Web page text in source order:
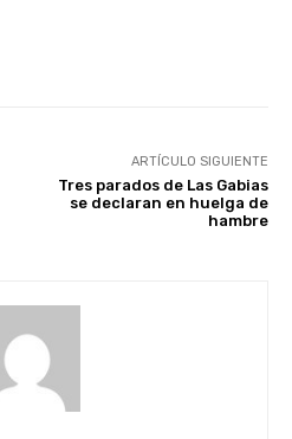
ARTÍCULO SIGUIENTE
Tres parados de Las Gabias
se declaran en huelga de
hambre